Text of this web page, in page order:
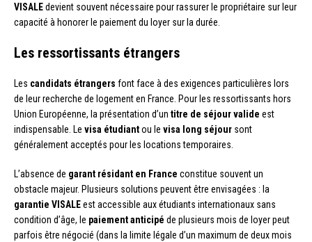
VISALEdevient souvent nécessaire pour rassurer le propriétaire sur leur
capacité à honorer le paiement du loyer sur la durée.
Les ressortissants étrangers
Les candidats étrangers font face à des exigences particulières lors
de leur recherche de logement en France. Pour les ressortissants hors
Union Européenne, la présentation d’un titre de séjour valide est
indispensable. Le visa étudiantou le visa long séjour sont
généralement acceptés pour les locations temporaires.
L’absence de garant résidant en France constitue souvent un
obstacle majeur. Plusieurs solutions peuvent être envisagées : la
garantie VISALEest accessible aux étudiants internationaux sans
condition d’âge, le paiement anticipé de plusieurs mois de loyer peut
parfois être négocié (dans la limite légale d’un maximum de deux mois